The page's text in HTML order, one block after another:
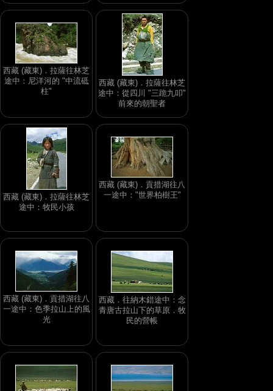
西藏 (藏東)．拉薩往林芝
途中：尼洋河的 "中流砥
柱"
西藏 (藏東)．拉薩往林芝
途中：從四川 "三跪九叩"
前來的朝聖者
西藏 (藏東)．拉薩往林芝
途中：牧民小孩
西藏 (藏東)．貢措湖往八
一途中："世界柏樹王"
西藏 (藏東)．貢措湖往八
一途中：色季拉山上的風
光
西藏．往納木錯途中：念
青唐古拉山下的草原．牧
民的營帳